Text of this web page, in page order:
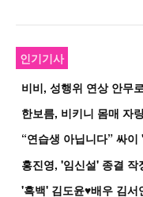
인기기사
한보름, 비키니 몸매 자